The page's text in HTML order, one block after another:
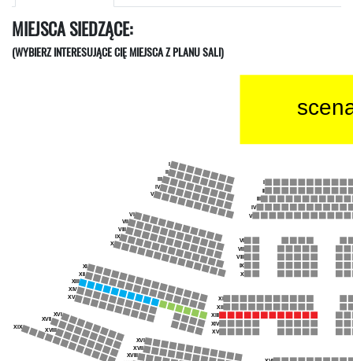
MIEJSCA SIEDZĄCE:
(WYBIERZ INTERESUJĄCE CIĘ MIEJSCA Z PLANU SALI)